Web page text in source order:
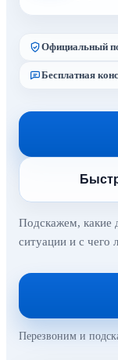
Официальный
Бесплатная
Подскажем, какие
ситуации и с чего
Перезвоним и